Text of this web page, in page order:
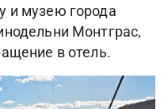
и музею города
Монтграс,
в отель.